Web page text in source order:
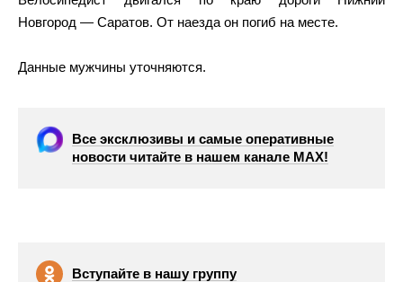
Новгород — Саратов. От наезда он погиб на месте.
Данные мужчины уточняются.
Все эксклюзивы и самые оперативные
новости читайте в нашем канале МАХ!
Вступайте в нашу группу